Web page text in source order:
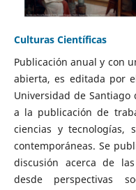
Culturas Científicas
Publicación anual y con
abierta, es editada por
Universidad de Santiago
a la publicación de
ciencias y tecnologías,
contemporáneas. Se
discusión acerca de
desde perspectivas